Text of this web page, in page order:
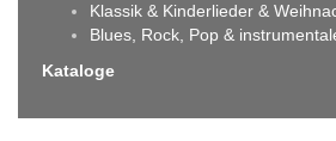
Klassik & Kinderlieder &
Blues, Rock, Pop &
Kataloge